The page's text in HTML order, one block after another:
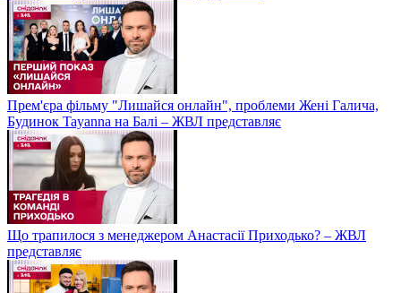
Прем'єра фільму "Лишайся онлайн", проблеми Жені Галича,
Будинок Tayanna на Балі – ЖВЛ представляє
Що трапилося з менеджером Анастасії Приходько? – ЖВЛ
представляє